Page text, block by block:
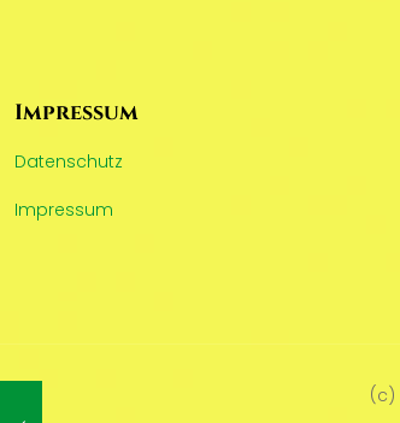
Impressum
Datenschutz
Impressum
(c)